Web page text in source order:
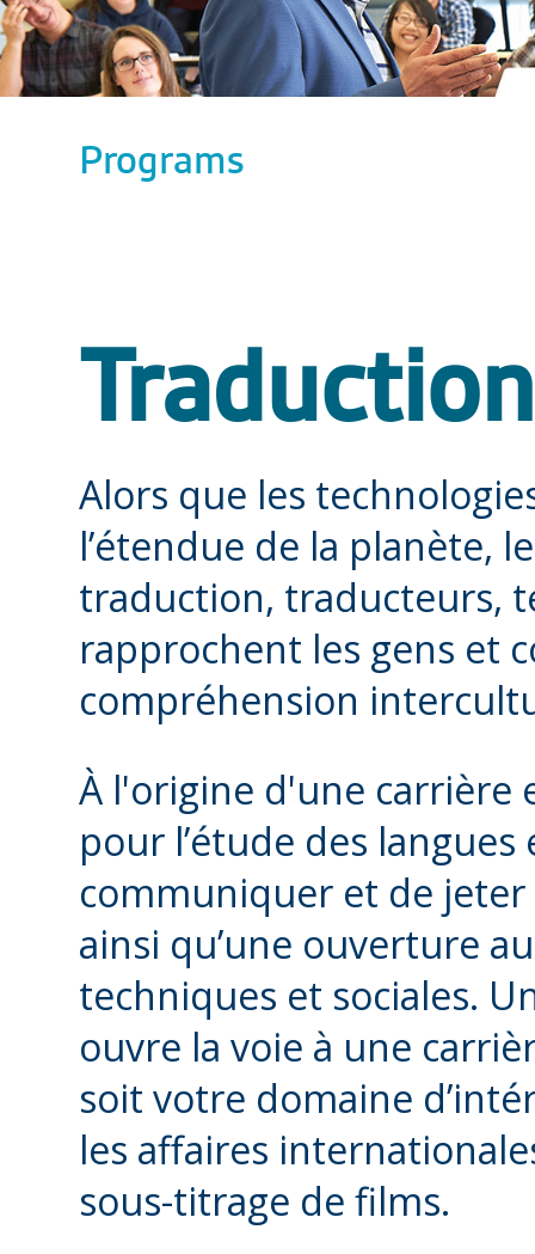
Programs
Traduction
Alors que les
l’étendue de la planète,
traduction, traducteurs,
rapprochent les gens et
compréhension
À l'origine d'une carrière
pour l’étude des
communiquer et de
ainsi qu’une ouverture
techniques et sociales.
ouvre la voie à une
soit votre domaine
les affaires
sous-titrage de films.